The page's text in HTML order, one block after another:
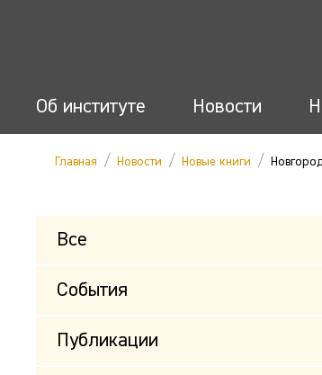
Об институте Новости
Главная / Новости / Новые книги /
Все
События
Публикации